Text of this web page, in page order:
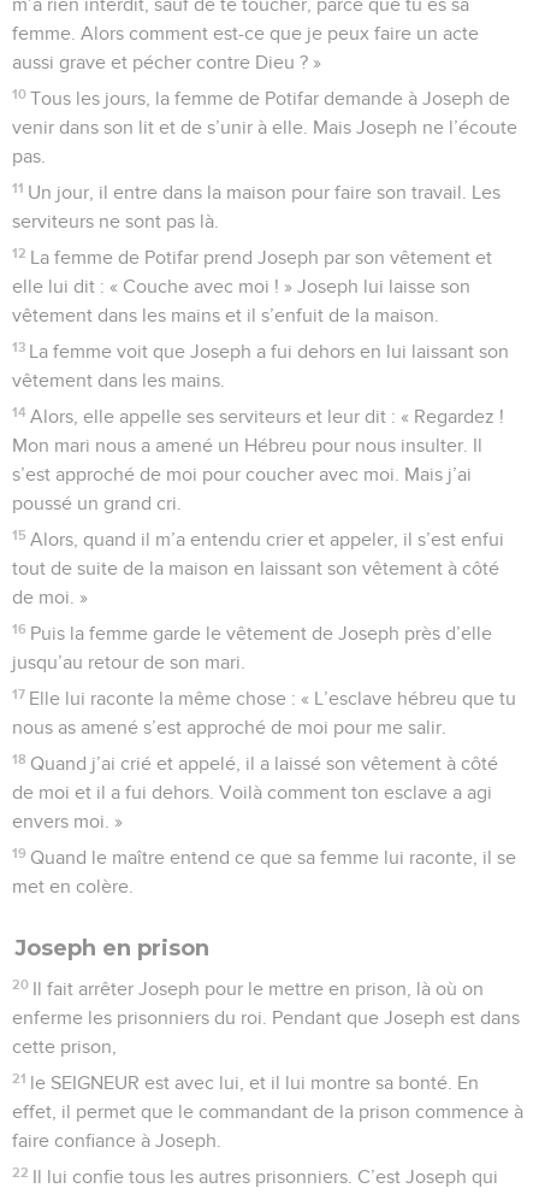
m’a rien interdit, sauf de te toucher, parce que tu es sa
femme. Alors comment est-ce que je peux faire un acte
aussi grave et pécher contre Dieu ? »
10 Tous les jours, la femme de Potifar demande à Joseph de
venir dans son lit et de s’unir à elle. Mais Joseph ne l’écoute
pas.
11 Un jour, il entre dans la maison pour faire son travail. Les
serviteurs ne sont pas là.
12 La femme de Potifar prend Joseph par son vêtement et
elle lui dit : « Couche avec moi ! » Joseph lui laisse son
vêtement dans les mains et il s’enfuit de la maison.
13 La femme voit que Joseph a fui dehors en lui laissant son
vêtement dans les mains.
14 Alors, elle appelle ses serviteurs et leur dit : « Regardez !
Mon mari nous a amené un Hébreu pour nous insulter. Il
s’est approché de moi pour coucher avec moi. Mais j’ai
poussé un grand cri.
15 Alors, quand il m’a entendu crier et appeler, il s’est enfui
tout de suite de la maison en laissant son vêtement à côté
de moi. »
16 Puis la femme garde le vêtement de Joseph près d’elle
jusqu’au retour de son mari.
17 Elle lui raconte la même chose : « L’esclave hébreu que tu
nous as amené s’est approché de moi pour me salir.
18 Quand j’ai crié et appelé, il a laissé son vêtement à côté
de moi et il a fui dehors. Voilà comment ton esclave a agi
envers moi. »
19 Quand le maître entend ce que sa femme lui raconte, il se
met en colère.
Joseph en prison
20 Il fait arrêter Joseph pour le mettre en prison, là où on
enferme les prisonniers du roi. Pendant que Joseph est dans
cette prison,
21 le SEIGNEUR est avec lui, et il lui montre sa bonté. En
effet, il permet que le commandant de la prison commence à
faire confiance à Joseph.
22 Il lui confie tous les autres prisonniers. C’est Joseph qui